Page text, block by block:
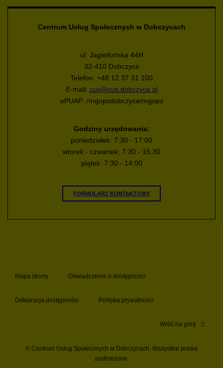
Centrum Usług Społecznych w Dobczycach
ul. Jagiellońska 44H
32-410 Dobczyce
Telefon: +48 12 37 31 100
E-mail: cus@cus.dobczyce.pl
ePUAP: /mgopsdobczyce/mgops
Godziny urzędowania:
poniedziałek: 7:30 - 17:00
wtorek - czwartek: 7:30 - 15:30
piątek: 7:30 - 14:00
FORMULARZ KONTAKTOWY
Mapa strony Oświadczenie o dostępności
Deklaracja dostępności Polityka prywatności
Wróć na górę
© Centrum Usług Społecznych w Dobczycach. Wszystkie prawa
zastrzeżone.